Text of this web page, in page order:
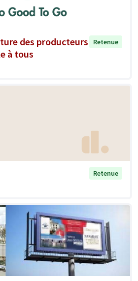
des producteurs
à tous
Retenue
Retenue